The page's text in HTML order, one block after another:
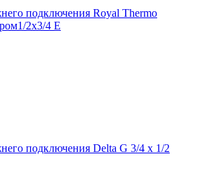
подключения Royal Thermo
2x3/4 E
подключения Delta G 3/4 x 1/2